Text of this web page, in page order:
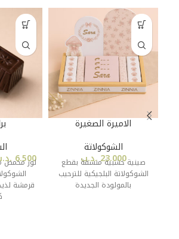
الاميرة الصغيرة
الشوكولاتة
23.000.د.ب
صينية خشبية منسقة بقطع
الشوكولاتة البلجيكية للترحيب
بالمولودة الجديدة
6.500
لوز محمص
قرمشة